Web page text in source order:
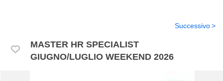
MASTER HR SPECIALIST
GIUGNO/LUGLIO WEEKEND 2026
Successivo